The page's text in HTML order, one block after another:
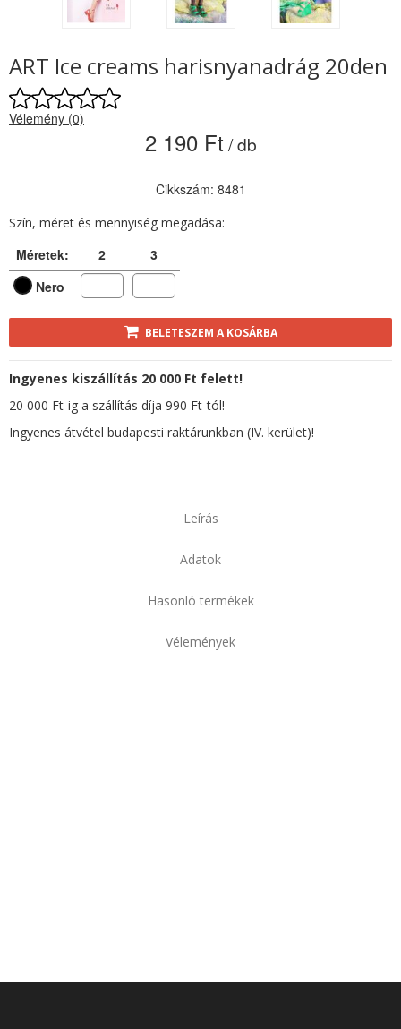
ART Ice creams harisnyanadrág 20den
Vélemény (0)
2 190 Ft / db
Cikkszám: 8481
Szín, méret és mennyiség megadása:
Méretek: 2
3
Nero
BELETESZEM A KOSÁRBA
Ingyenes kiszállítás 20 000 Ft felett!
20 000 Ft-ig a szállítás díja 990 Ft-tól!
Ingyenes átvétel budapesti raktárunkban (IV. kerület)!
Leírás
Adatok
Hasonló termékek
Vélemények